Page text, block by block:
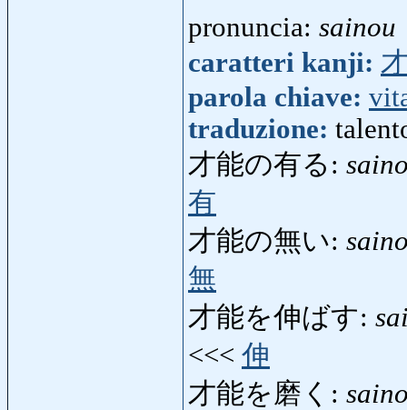
pronuncia: sainou
caratteri kanji:
parola chiave:
traduzione:
才能の有る:
有
才能の無い:
無
才能を伸ばす:
<<< 伸
才能を磨く: